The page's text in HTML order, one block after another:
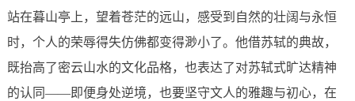
站在暮山亭上，望着苍茫的远山，感受到自然的壮阔与永恒
时，个人的荣辱得失仿佛都变得渺小了。他借苏轼的典故，
既抬高了密云山水的文化品格，也表达了对苏轼式旷达精神
的认同——即便身处逆境，也要坚守文人的雅趣与初心，在